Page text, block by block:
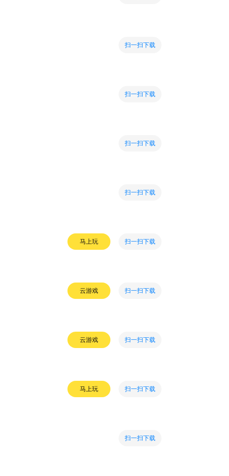
扫一扫下载
扫一扫下载
扫一扫下载
扫一扫下载
马上玩 扫一扫下载
云游戏 扫一扫下载
云游戏 扫一扫下载
马上玩 扫一扫下载
扫一扫下载